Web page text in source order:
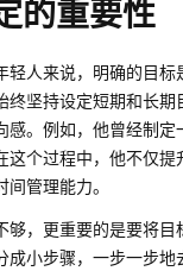
的重要性
轻人来说，明确的目标
终坚持设定短期和长期
感。例如，他曾经制定
这个过程中，他不仅提
管理能力。
够，更重要的是要将目
小步骤，一步一步地